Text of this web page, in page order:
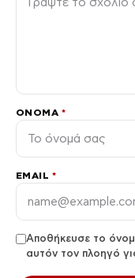
ΌΝΟΜΑ *
EMAIL *
Αποθήκευσε το
αυτόν τον πλοηγό